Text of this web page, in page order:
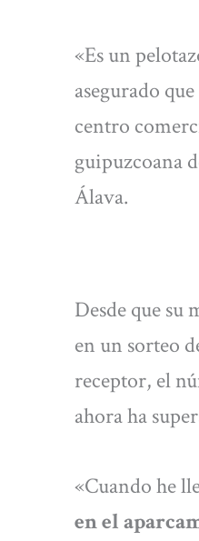
«Es un
asegurado
centro
guipuzcoana
Álava.
Desde que su
en un sorteo
receptor, el
ahora ha
«Cuando he
en el